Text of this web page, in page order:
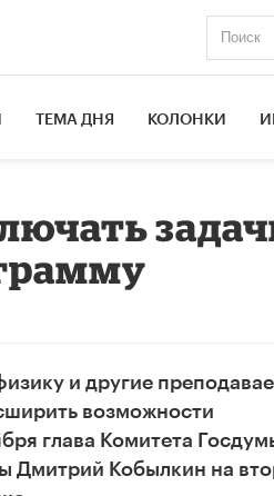
ТЕМА ДНЯ КОЛОНКИ
и другие
возможности
глава Комитета
Дмитрий Кобылкин на